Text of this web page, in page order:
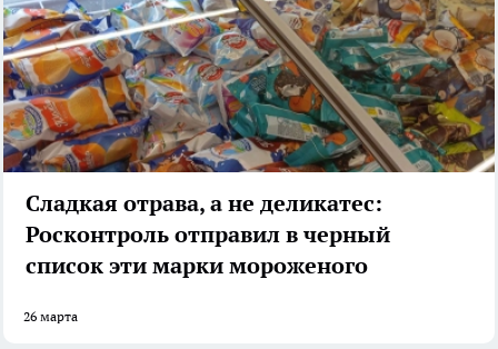
Сладкая отрава, а не деликатес:
Росконтроль отправил в черный
список эти марки мороженого
26 марта